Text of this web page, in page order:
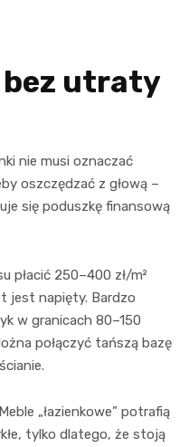
bez utraty
nie musi oznaczać
oszczędzać z głową –
się poduszkę finansową
płacić 250–400 zł/m²
jest napięty. Bardzo
w granicach 80–150
połączyć tańszą bazę
„łazienkowe” potrafią
tylko dlatego, że stoją